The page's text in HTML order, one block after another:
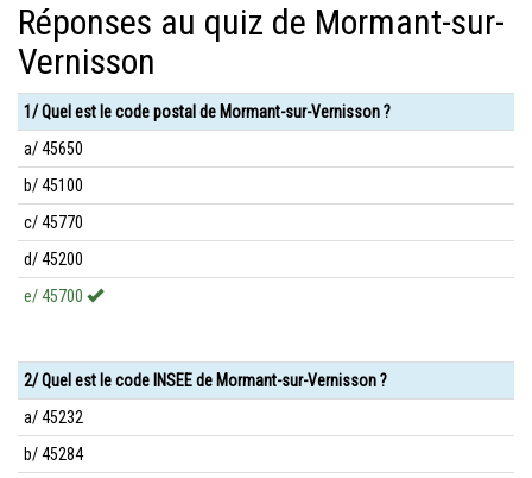
Réponses au quiz de Mormant-sur-
Vernisson
1/ Quel est le code postal de Mormant-sur-Vernisson ?
a/ 45650
b/ 45100
c/ 45770
d/ 45200
e/ 45700
2/ Quel est le code INSEE de Mormant-sur-Vernisson ?
a/ 45232
b/ 45284